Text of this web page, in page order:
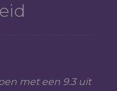
met een 9.3 uit